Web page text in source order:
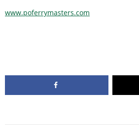
www.poferrymasters.com